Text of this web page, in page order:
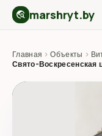
travel_explore marshryt.by
Главная › Объекты ›
Свято-Воскресенская